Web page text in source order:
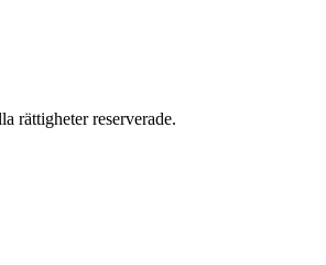
rättigheter reserverade.